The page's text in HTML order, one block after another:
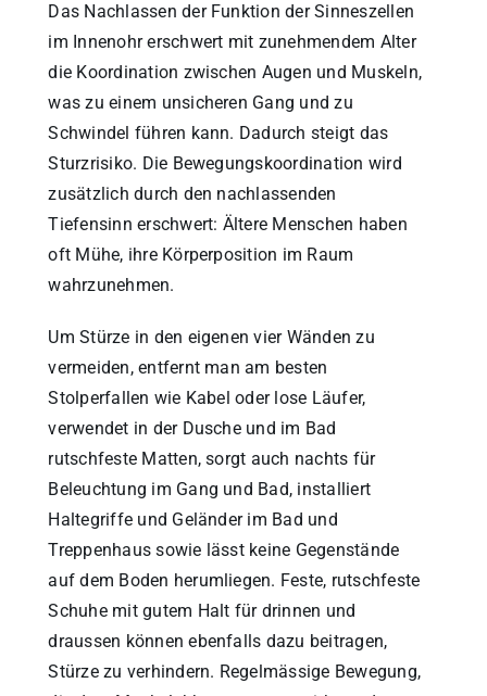
Das Nachlassen der Funktion der Sinneszellen
im Innenohr erschwert mit zunehmendem Alter
die Koordination zwischen Augen und Muskeln,
was zu einem unsicheren Gang und zu
Schwindel führen kann. Dadurch steigt das
Sturzrisiko. Die Bewegungskoordination wird
zusätzlich durch den nachlassenden
Tiefensinn erschwert: Ältere Menschen haben
oft Mühe, ihre Körperposition im Raum
wahrzunehmen.
Um Stürze in den eigenen vier Wänden zu
vermeiden, entfernt man am besten
Stolperfallen wie Kabel oder lose Läufer,
verwendet in der Dusche und im Bad
rutschfeste Matten, sorgt auch nachts für
Beleuchtung im Gang und Bad, installiert
Haltegriffe und Geländer im Bad und
Treppenhaus sowie lässt keine Gegenstände
auf dem Boden herumliegen. Feste, rutschfeste
Schuhe mit gutem Halt für drinnen und
draussen können ebenfalls dazu beitragen,
Stürze zu verhindern. Regelmässige Bewegung,